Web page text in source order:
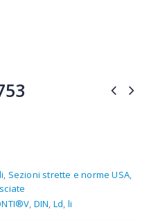
Sezioni strette e norme USA
DIN Ld li